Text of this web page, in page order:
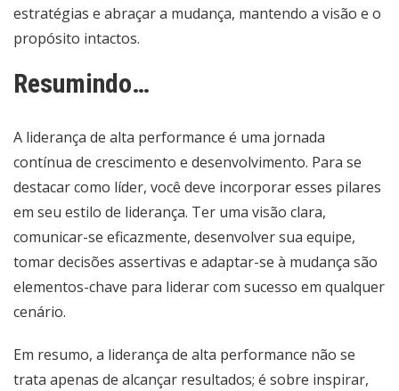
estratégias e abraçar a mudança, mantendo a visão e o
propósito intactos.
Resumindo…
A liderança de alta performance é uma jornada
contínua de crescimento e desenvolvimento. Para se
destacar como líder, você deve incorporar esses pilares
em seu estilo de liderança. Ter uma visão clara,
comunicar-se eficazmente, desenvolver sua equipe,
tomar decisões assertivas e adaptar-se à mudança são
elementos-chave para liderar com sucesso em qualquer
cenário.
Em resumo, a liderança de alta performance não se
trata apenas de alcançar resultados; é sobre inspirar,